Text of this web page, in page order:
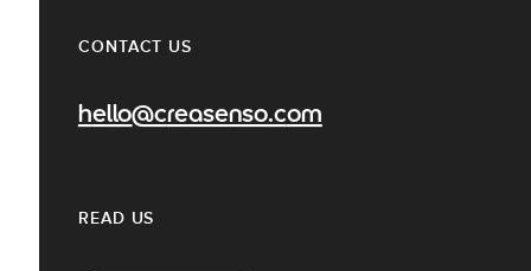
CONTACT US
hello@creasenso.com
READ US